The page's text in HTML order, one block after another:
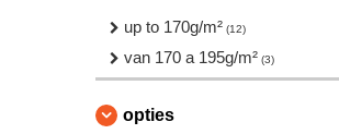
up to 170g/m² (12)
van 170 a 195g/m² (3)
opties